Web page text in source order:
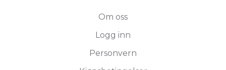
Om oss
Logg inn
Personvern